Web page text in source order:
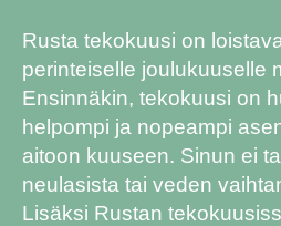
Rusta tekokuusi on
perinteiselle joulukuuselle
Ensinnäkin, tekokuusi on
helpompi ja nopeampi
aitoon kuuseen. Sinun ei
neulasista tai veden
Lisäksi Rustan